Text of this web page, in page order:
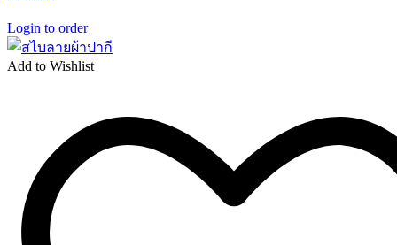
Login to order
Add to Wishlist